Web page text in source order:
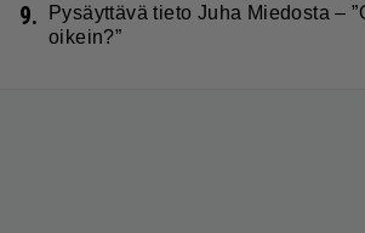
9.
Pysäyttävä tieto Juha Miedosta –
oikein?”